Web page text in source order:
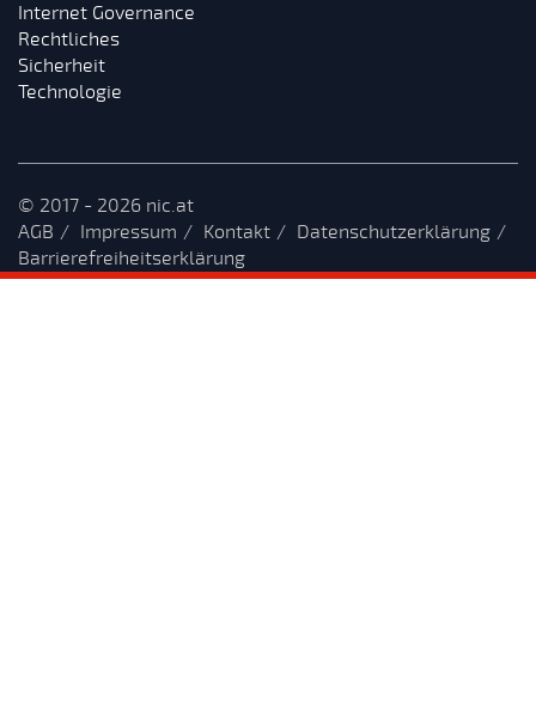
Internet Governance
Rechtliches
Sicherheit
Technologie
© 2017 - 2026 nic.at
AGB
Impressum Kontakt
Datenschutzerklärung
Barrierefreiheitserklärung